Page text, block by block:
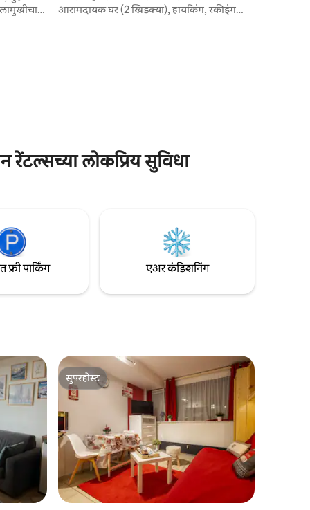
आरामदायक घर (2 खिडक्या), हायकिंग, स्कीइंग
लोकप्रिय सुविधा
फ्री पार्किंग एअर कंडिशनिंग
सुपरहोस्ट
सुपरहोस्ट